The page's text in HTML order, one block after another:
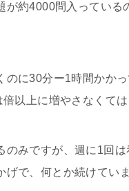
が約4000問入っている
に30分ー1時間かか
以上に増やさなくては
みですが、週に1回
で、何とか続けていま